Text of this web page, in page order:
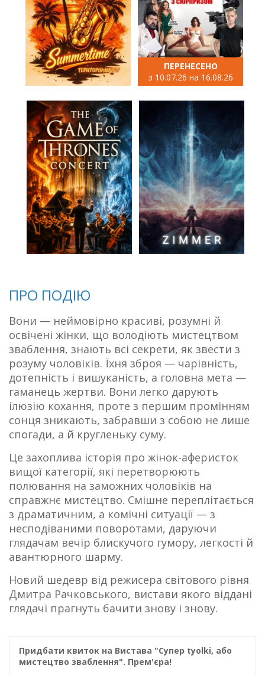
ПЕРЕНЕСЕНО
з 10.07.26 на 16.08.26
ПРО ПОДІЮ
Вони — неймовірно красиві, розумні й
освічені жінки, що володіють мистецтвом
зваблення, знають всі секрети, як звести з
розуму чоловіків. Їхня зброя — чарівність,
дотепність і вишуканість, а головна мета —
гаманець жертви. Вони легко дарують
ілюзію кохання, проте з першим промінням
сонця зникають, забравши з собою не лише
спогади, а й кругленьку суму.
Це захоплива історія про жінок-аферисток
вищої категорії, які перетворюють
полювання на заможних чоловіків на
справжнє мистецтво. Смішне переплітається
з драматичним, а комічні ситуації — з
несподіваними поворотами, даруючи
глядачам вечір блискучого гумору, легкості й
авантюрного шарму.
Новий шедевр від режисера світового рівня
Дмитра Рачковського, вистави якого віддані
глядачі прагнуть бачити знову і знову.
Придбати квиток на Вистава "Супер tyolki, або
мистецтво зваблення". Прем'єра!